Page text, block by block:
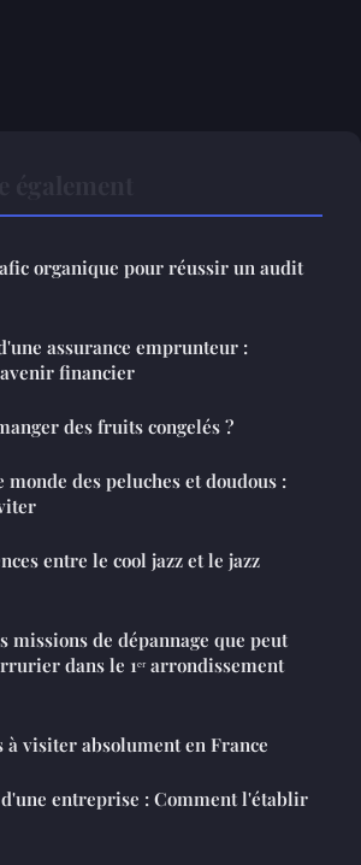
organique pour réussir un audit
assurance emprunteur :
financier
des fruits congelés ?
monde des peluches et doudous :
entre le cool jazz et le jazz
missions de dépannage que peut
dans le 1ᵉʳ arrondissement
à visiter absolument en France
entreprise : Comment l'établir